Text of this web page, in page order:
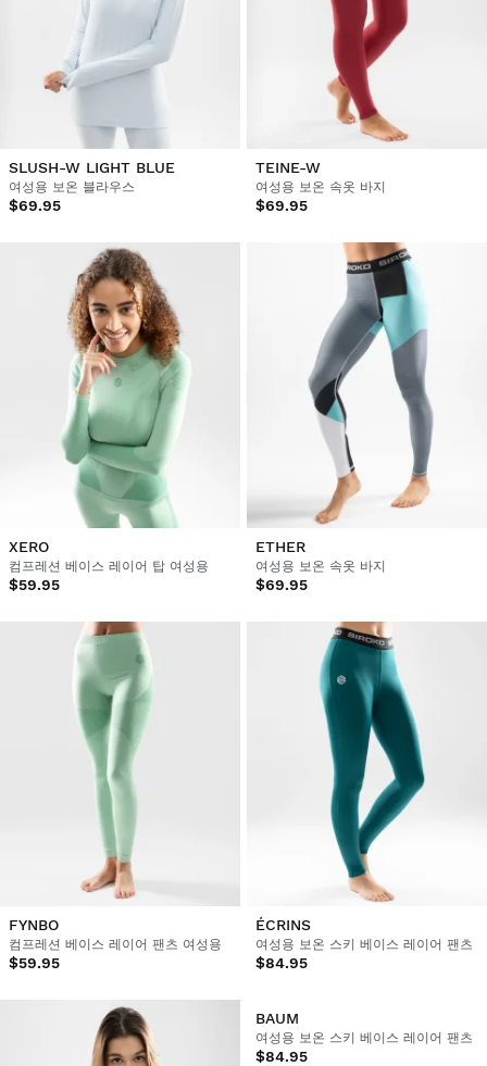
SLUSH-W LIGHT BLUE
여성용 보온 블라우스
$69.95
TEINE-W
여성용 보온 속옷 바지
$69.95
XERO
컴프레션 베이스 레이어 탑 여성용
$59.95
ETHER
여성용 보온 속옷 바지
$69.95
FYNBO
컴프레션 베이스 레이어 팬츠 여성용
$59.95
ÉCRINS
여성용 보온 스키 베이스 레이어 팬츠
$84.95